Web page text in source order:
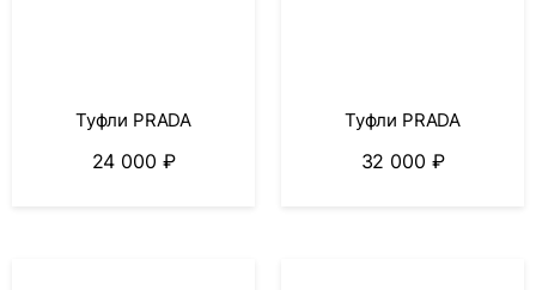
Туфли PRADA
24 000 ₽
Туфли PRADA
32 000 ₽